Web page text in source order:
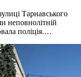
Тарнавського
неповнолітній
поліція.…